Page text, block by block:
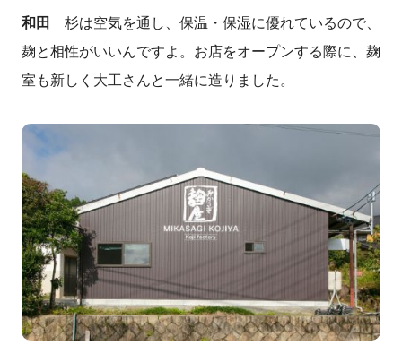
和田
杉は空気を通し、保温・保湿に優れているので、
麹と相性がいいんですよ。お店をオープンする際に、麹
室も新しく大工さんと一緒に造りました。